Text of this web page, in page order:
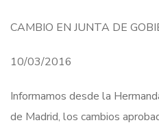
CAMBIO EN JUNTA DE
10/03/2016
Informamos desde la
de Madrid, los cambios